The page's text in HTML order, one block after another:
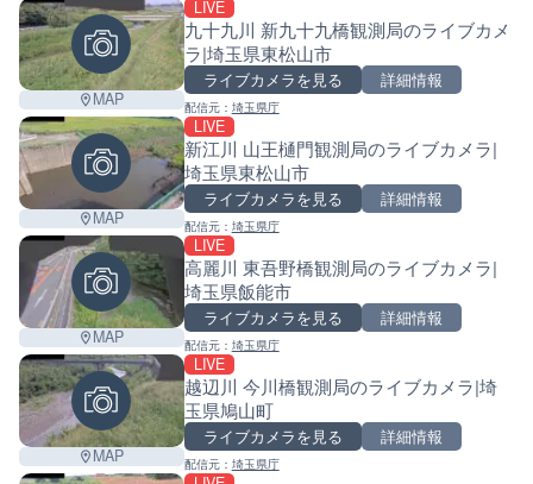
MAP
LIVE
九十九川 新九十九橋観測局のライブカメ
ラ|埼玉県東松山市
ライブカメラを見る 詳細情報
配信元： 埼玉県庁
MAP
LIVE
新江川 山王樋門観測局のライブカメラ|
埼玉県東松山市
ライブカメラを見る 詳細情報
配信元： 埼玉県庁
MAP
LIVE
高麗川 東吾野橋観測局のライブカメラ|
埼玉県飯能市
ライブカメラを見る 詳細情報
配信元： 埼玉県庁
MAP
LIVE
越辺川 今川橋観測局のライブカメラ|埼
玉県鳩山町
ライブカメラを見る 詳細情報
配信元： 埼玉県庁